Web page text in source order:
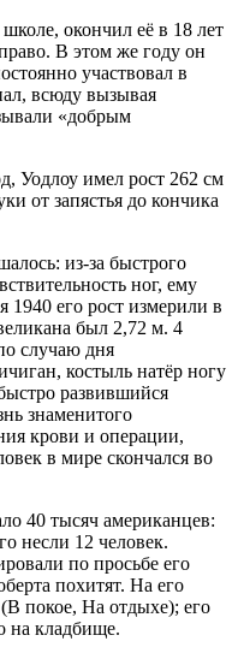
окончил её в 18 лет
В этом же году он
участвовал в
всюду вызывая
«добрым
Уодлоу имел рост 262 см
от запястья до кончика
из-за быстрого
ног, ему
1940 его рост измерили в
был 2,72 м. 4
случаю дня
костыль натёр ногу
развившийся
знаменитого
крови и операции,
в мире скончался во
40 тысяч американцев:
несли 12 человек.
по просьбе его
похитят. На его
покое, На отдыхе); его
на кладбище.